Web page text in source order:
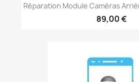
Réparation Module Caméras
89,00 €